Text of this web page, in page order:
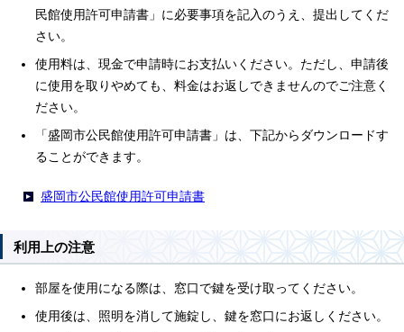
民館使用許可申請書」に必要事項を記入のうえ、提出してくだ
さい。
使用料は、現金で申請時にお支払いください。ただし、申請後
に使用を取りやめても、料金はお返しできませんのでご注意く
ださい。
「盛岡市公民館使用許可申請書」は、下記からダウンロードす
ることができます。
盛岡市公民館使用許可申請書
利用上の注意
部屋を使用になる際は、窓口で鍵を受け取ってください。
使用後は、照明を消して施錠し、鍵を窓口にお返しください。